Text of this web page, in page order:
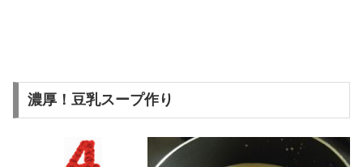
濃厚！豆乳スープ作り